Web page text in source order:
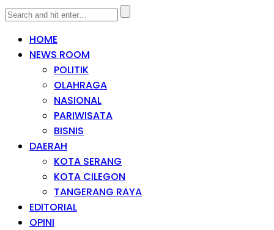
HOME
NEWS ROOM
POLITIK
OLAHRAGA
NASIONAL
PARIWISATA
BISNIS
DAERAH
KOTA SERANG
KOTA CILEGON
TANGERANG RAYA
EDITORIAL
OPINI